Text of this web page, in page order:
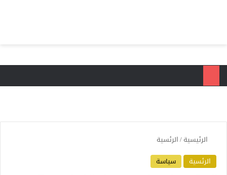
الرئيسية/الرئسية
الرئسية
سياسة